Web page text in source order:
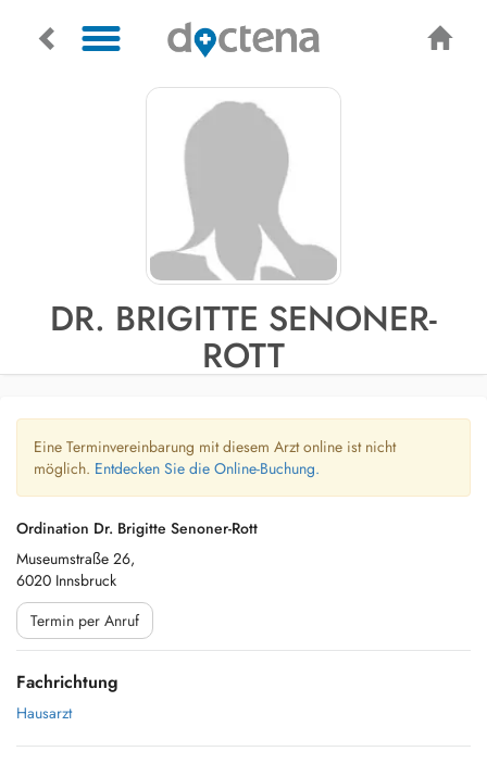
DR. BRIGITTE SENONER-
ROTT
Eine Terminvereinbarung mit diesem Arzt online ist nicht
möglich. Entdecken Sie die Online-Buchung.
Ordination Dr. Brigitte Senoner-Rott
Museumstraße 26,
6020 Innsbruck
Termin per Anruf
Fachrichtung
Hausarzt